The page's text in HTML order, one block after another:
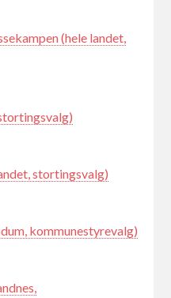
(hele landet,
stortingsvalg)
kommunestyrevalg)